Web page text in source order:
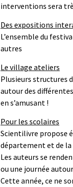
interventions sera
Des expositions
L’ensemble du
autres
Le village ateliers
Plusieurs structures
autour des
en s’amusant !
Pour les scolaires
Scientilivre propose
département et de la
Les auteurs se
ou une journée
Cette année, ce ne